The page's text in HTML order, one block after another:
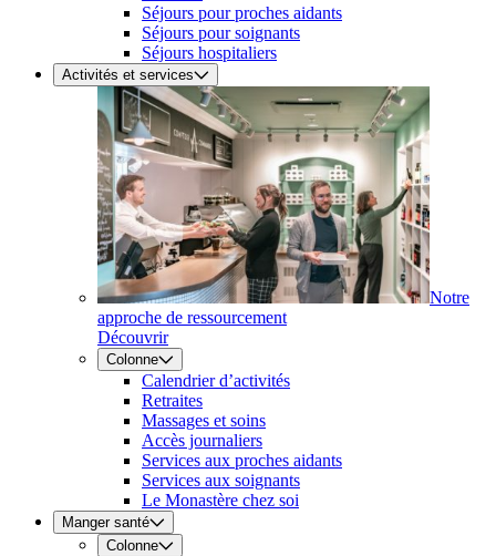
Séjours pour proches aidants
Séjours pour soignants
Séjours hospitaliers
Activités et services
Notre
approche de ressourcement
Découvrir
Colonne
Calendrier d’activités
Retraites
Massages et soins
Accès journaliers
Services aux proches aidants
Services aux soignants
Le Monastère chez soi
Manger santé
Colonne